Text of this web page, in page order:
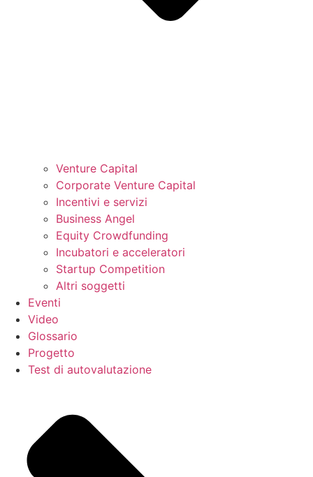
Venture Capital
Corporate Venture Capital
Incentivi e servizi
Business Angel
Equity Crowdfunding
Incubatori e acceleratori
Startup Competition
Altri soggetti
Eventi
Video
Glossario
Progetto
Test di autovalutazione